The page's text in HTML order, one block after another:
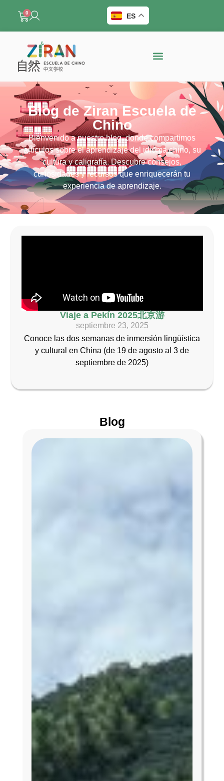
ES
0
Blog de Ziran Escuela de
Chino
Bienvenido a nuestro blog, donde compartimos
artículos sobre el aprendizaje del idioma chino, su
cultura y caligrafía. Descubre consejos,
curiosidades y recursos que enriquecerán tu
experiencia de aprendizaje.
Viaje a Pekín 2025北京游
septiembre 23, 2025
Conoce las dos semanas de inmersión lingüística
y cultural en China (de 19 de agosto al 3 de
septiembre de 2025)
Blog